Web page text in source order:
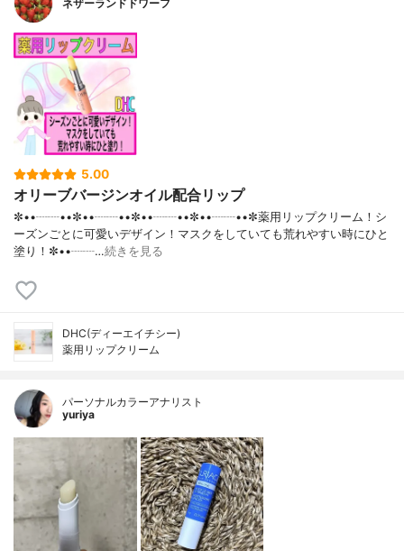
ネザーランドドワーフ
5.00
オリーブバージンオイル配合リップ
✼••┈┈••✼••┈┈••✼••┈┈••✼••┈┈••✼薬用リップクリーム！シ
ーズンごとに可愛いデザイン！マスクをしていても荒れやすい時にひと
塗り！✼••┈┈…続きを見る
DHC(ディーエイチシー)
薬用リップクリーム
パーソナルカラーアナリスト
yuriya